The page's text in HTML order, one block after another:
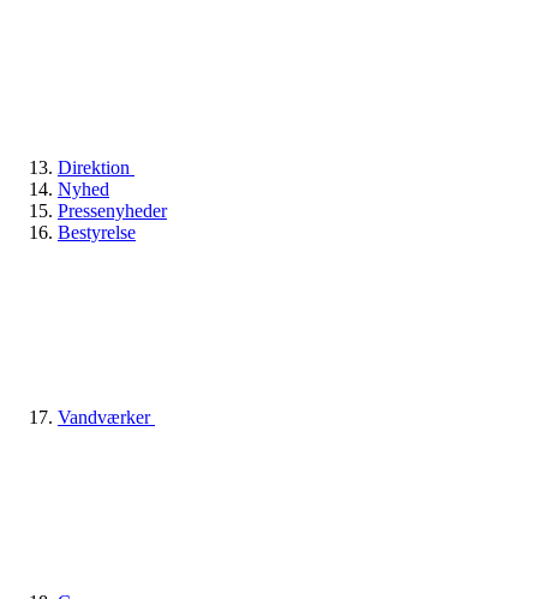
Direktion
Nyhed
Pressenyheder
Bestyrelse
Vandværker